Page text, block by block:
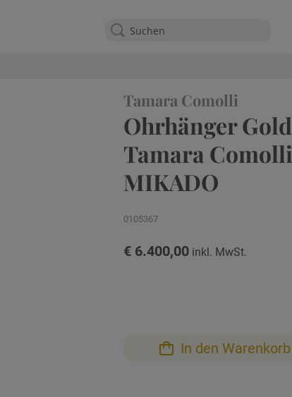
Tamara Comolli
Ohrhänger Gold
Tamara Comolli
MIKADO
0105367
€ 6.400,00
In den Warenkorb